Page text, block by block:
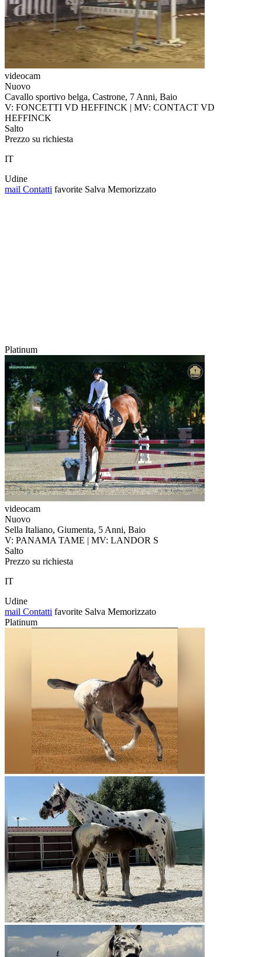
videocam
Nuovo
Cavallo sportivo belga, Castrone, 7 Anni, Baio
V: FONCETTI VD HEFFINCK | MV: CONTACT VD
HEFFINCK
Salto
Prezzo su richiesta
IT
Udine
mail Contatti favorite Salva Memorizzato
Platinum
videocam
Nuovo
Sella Italiano, Giumenta, 5 Anni, Baio
V: PANAMA TAME | MV: LANDOR S
Salto
Prezzo su richiesta
IT
Udine
mail Contatti favorite Salva Memorizzato
Platinum